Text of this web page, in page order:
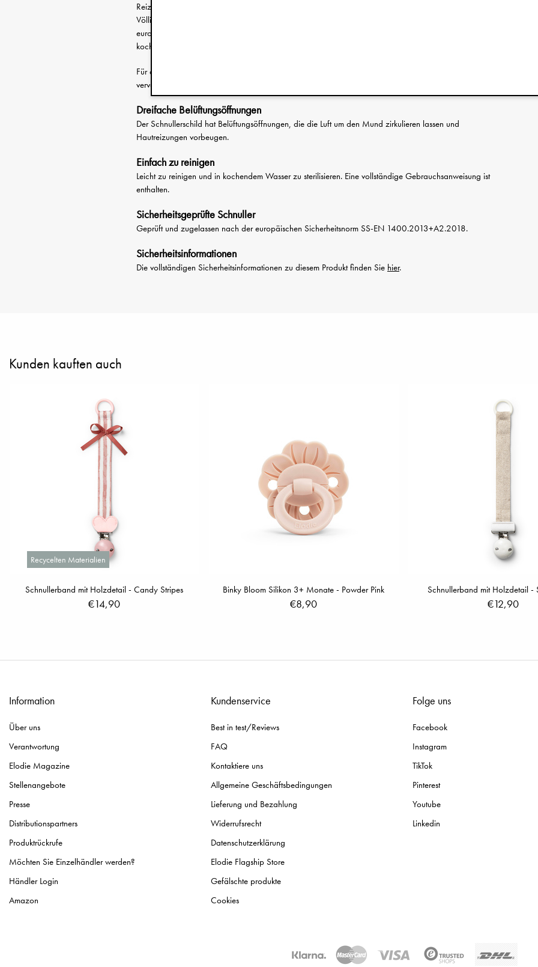
Reizungen zu schützen.
Völlig frei von schädlichen Substanzen wie Phthalaten und PVC. Diese Schnuller sind nach der
europäischen Sicherheitsnorm DIN EN 1400 geprüft und zugelassen. Leicht zu reinigen und in
kochendem Wasser zu sterilisieren. Eine vollständige Gebrauchsanweisung ist enthalten.
Für alle Schnuller gibt es ein passendes Schnullerband im Sortiment von Elodie, um den Look zu
vervollständigen und sicherzustellen, dass der Schnuller immer sauber und griffbereit ist.
Dreifache Belüftungsöffnungen
Der Schnullerschild hat Belüftungsöffnungen, die die Luft um den Mund zirkulieren lassen und
Hautreizungen vorbeugen.
Einfach zu reinigen
Leicht zu reinigen und in kochendem Wasser zu sterilisieren. Eine vollständige Gebrauchsanweisung ist
enthalten.
Sicherheitsgeprüfte Schnuller
Geprüft und zugelassen nach der europäischen Sicherheitsnorm SS-EN 1400.2013+A2.2018.
Sicherheitsinformationen
Die vollständigen Sicherheitsinformationen zu diesem Produkt finden Sie hier.
Kunden kauften auch
Recycelten Materialien
Schnullerband mit Holzdetail - Candy Stripes
€14,90
Binky Bloom Silikon 3+ Monate - Powder Pink
€8,90
Schnullerband mit Holzdetail -
€12,90
Information
Über uns
Verantwortung
Elodie Magazine
Stellenangebote
Presse
Distributionspartners
Produktrückrufe
Möchten Sie Einzelhändler werden?
Händler Login
Amazon
Kundenservice
Best in test/Reviews
FAQ
Kontaktiere uns
Allgemeine Geschäftsbedingungen
Lieferung und Bezahlung
Widerrufsrecht
Datenschutzerklärung
Elodie Flagship Store
Gefälschte produkte
Cookies
Folge uns
Facebook
Instagram
TikTok
Pinterest
Youtube
Linkedin